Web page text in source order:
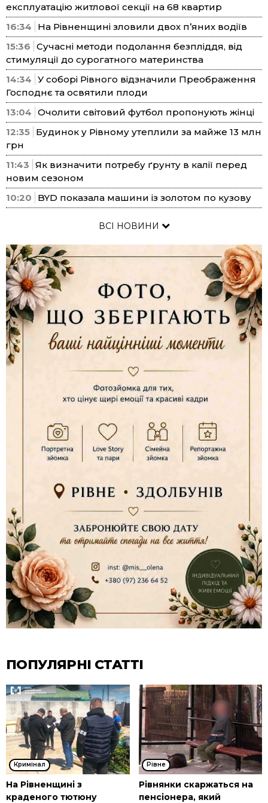
експлуатацію житлової секції на 68 квартир
16:34
На Рівненщині зловили двох п’яних водіїв
15:36 Сучасні методи подолання безпліддя, від
стимуляції до сурогатного материнства
14:34 У соборі Рівного відзначили Преображення
Господнє та освятили плоди
13:04 Очолити світовий футбол пропонують жінці
12:35 Будинок у Рівному утеплили за майже 13 млн
грн
11:43 Як визначити потребу ґрунту в калії перед
новим сезоном
10:20
BYD показала машини із золотом по кузову
ВСІ НОВИНИ
ПОПУЛЯРНІ СТАТТІ
Кримінал
На Рівненщині з
краденого тютюну
Рівне
Рівнянки скаржаться на
пенсіонера, який